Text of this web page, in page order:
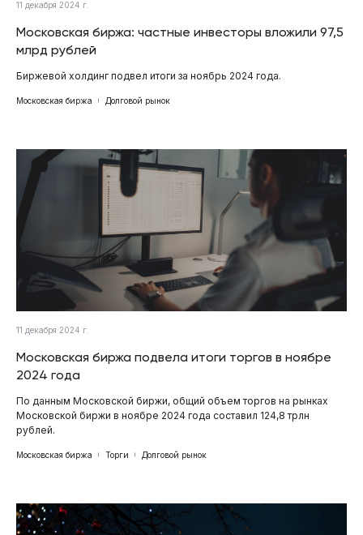
11 декабря 2024 г.
Московская биржа: частные инвесторы вложили 97,5
млрд рублей
Биржевой холдинг подвел итоги за ноябрь 2024 года.
Московская биржа Долговой рынок
11 декабря 2024 г.
Московская биржа подвела итоги торгов в ноябре
2024 года
По данным Московской биржи, общий объем торгов на рынках
Московской биржи в ноябре 2024 года составил 124,8 трлн
рублей.
Московская биржа Торги Долговой рынок